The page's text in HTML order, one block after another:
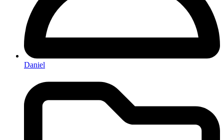
Daniel